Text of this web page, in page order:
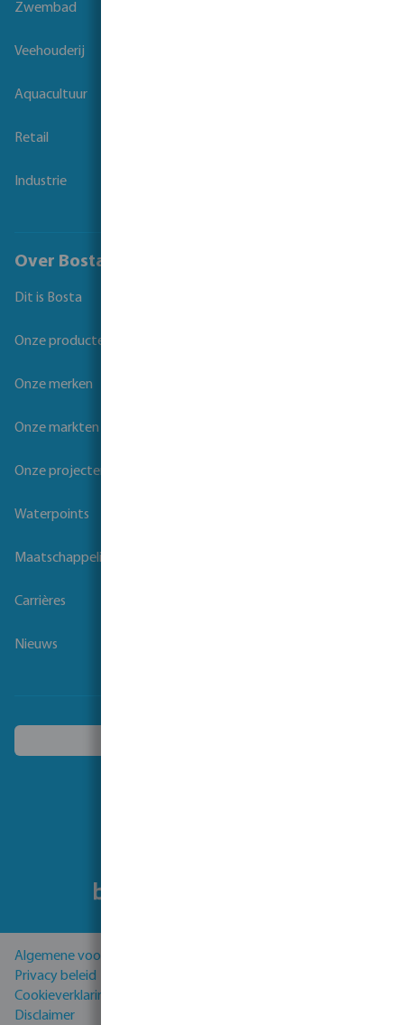
Zwembad
Veehouderij
Aquacultuur
Retail
Industrie
Over Bosta
Dit is Bosta
Onze producten
Onze merken
Onze markten
Onze projecten
Waterpoints
Maatschappelijk verantwoord ondernemen
Carrières
Nieuws
Algemene voorwaarden
Privacy beleid
Cookieverklaring
Disclaimer